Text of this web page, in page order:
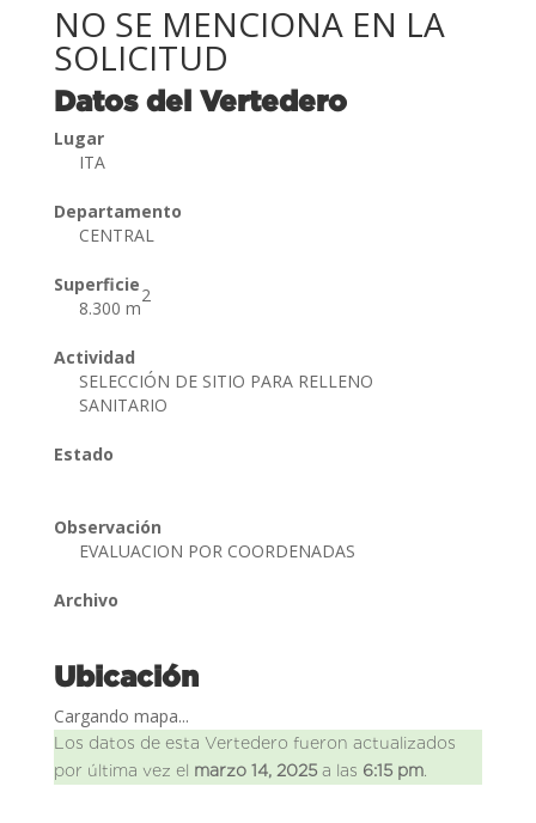
NO SE MENCIONA EN LA
SOLICITUD
Datos del Vertedero
Lugar
ITA
Departamento
CENTRAL
Superficie
8.300 m
2
Actividad
SELECCIÓN DE SITIO PARA RELLENO
SANITARIO
Estado
Observación
EVALUACION POR COORDENADAS
Archivo
Ubicación
Cargando mapa...
Los datos de esta Vertedero fueron actualizados
por última vez el marzo 14, 2025a las 6:15 pm.